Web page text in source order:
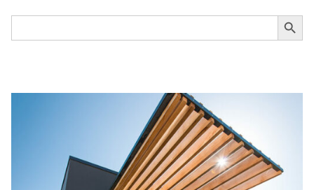
Search
SEARCH BUTTON